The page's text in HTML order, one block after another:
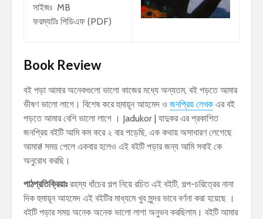
সাইজঃ MB
ফরম্যাটঃ পিডিএফ (PDF)
Book Review
বই পড়া আমার অনেকগুলো ভালো কাজের মধ্যে অন্যতম, বই পড়তে আমার
ভীষণ ভালো লাগে। বিশেষ করে হুমায়ূন আহমেদ ও জনপ্রিয় লেখক এর বই
পড়তে আমার বেশি ভালো লাগে । Jadukor | যাদুকর এর প্রকাশিত
জনপ্রিয় বইটি আমি কম করে ২ বার পড়েছি, এক কথায় অসাধারণ লেগেছে
আমার! সময় পেলে একবার হলেও এই বইটি পড়ার জন্য আমি সবাই কে
অনুরোধ করছি।
পাঠপ্রতিক্রিয়াঃরহস্য ধাঁচের গল্প নিয়ে রচিত এই বইটি, গল্প-চরিত্রের নানা
দিক হুমায়ূন আহমেদ এই বইটির মাধ্যমে খুব সুন্দর ভাবে বর্ণনা করা হয়েছে ।
বইটি পড়ার সময় অনেক অনেক ভালো লাগা অনুভব করছিলাম। বইটি আমার